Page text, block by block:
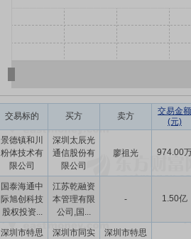
交易标的 买方 卖方
交易金额
(元)
景德镇和川
粉体技术有
限公司
深圳太辰光
通信股份有
限公司
廖祖光 974.00
国泰海通中
际旭创科技
股权投资...
江苏乾融资
本管理有限
公司,国...
- 1.50亿
深圳市特思
深圳市同实
深圳市特思